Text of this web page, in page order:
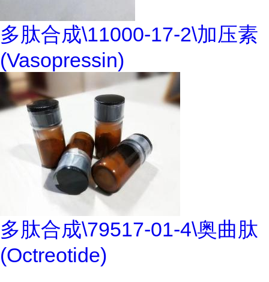
多肽合成\11000-17-2\加压素
(Vasopressin)
多肽合成\79517-01-4\奥曲肽
(Octreotide)